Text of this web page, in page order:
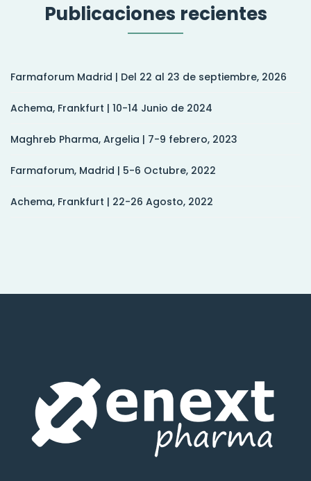
Publicaciones recientes
Farmaforum Madrid | Del 22 al 23 de septiembre, 2026
Achema, Frankfurt | 10-14 Junio de 2024
Maghreb Pharma, Argelia | 7-9 febrero, 2023
Farmaforum, Madrid | 5-6 Octubre, 2022
Achema, Frankfurt | 22-26 Agosto, 2022